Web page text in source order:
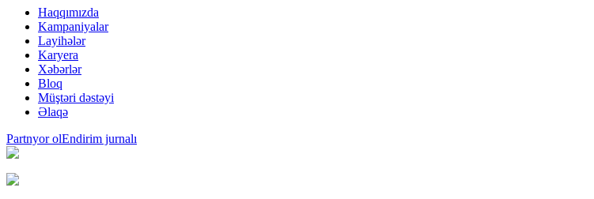
Haqqımızda
Kampaniyalar
Layihələr
Karyera
Xəbərlər
Bloq
Müştəri dəstəyi
Əlaqə
Partnyor olEndirim jurnalı